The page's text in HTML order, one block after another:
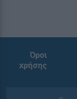
Όροι
χρήσης